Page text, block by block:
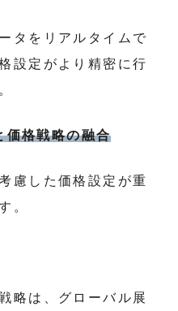
タをリアルタイムで
設定がより精密に行
価格戦略の融合
慮した価格設定が重
。
略は、グローバル展